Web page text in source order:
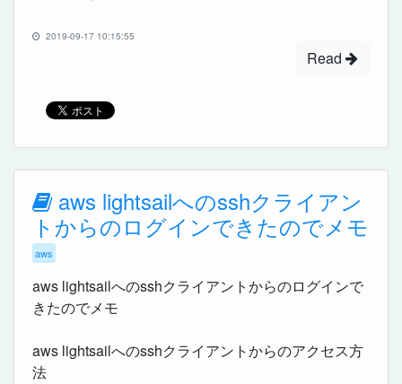
2019-09-17 10:15:55
Read
aws lightsailへのsshクライアン
トからのログインできたのでメモ
aws
aws lightsailへのsshクライアントからのログインで
きたのでメモ
aws lightsailへのsshクライアントからのアクセス方
法